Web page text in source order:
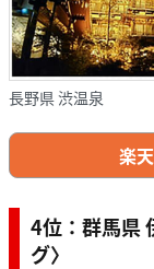
長野県 渋温泉
楽
4位：群馬県
グ〉